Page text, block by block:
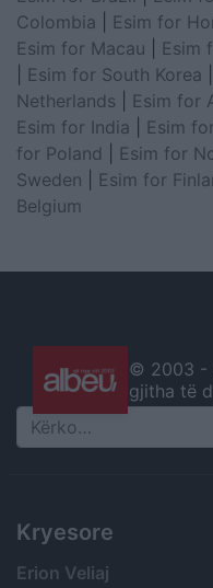
Colombia
Esim for
Esim for Macau
Esim
Esim for South Korea
Netherlands
Esim for
Esim for India
Esim
for Poland
Esim for
Sweden
Esim for
Belgium
© 2003 -
gjitha të
Search
Kryesore
Erion Veliaj